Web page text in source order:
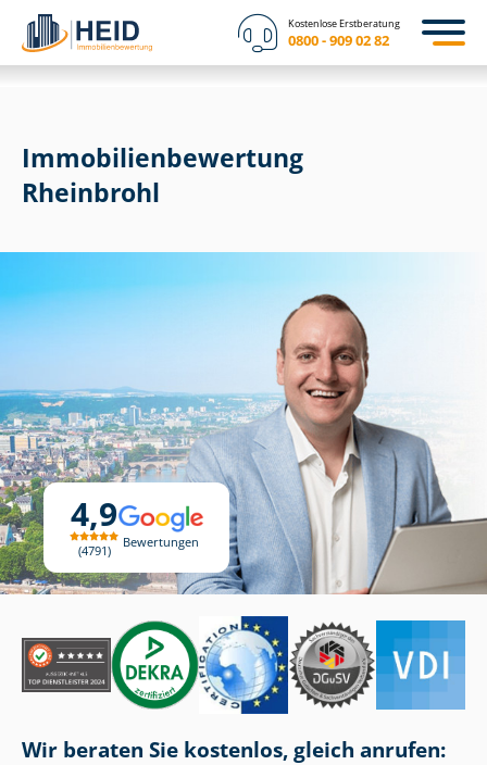
Kostenlose Erstberatung
0800 - 909 02 82
4,9
4791
Bewertungen
Immobilien­bewertung
Rheinbrohl
Wir beraten Sie kostenlos, gleich anrufen: